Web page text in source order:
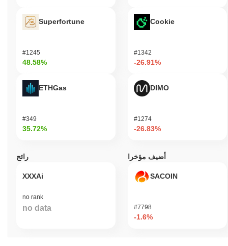
Superfortune
#1245
48.58%
ETHGas
#349
35.72%
Cookie
#1342
-26.91%
DIMO
#1274
-26.83%
رائج
XXXAi
no rank
no data
أضيف مؤخرا
SACOIN
#7798
-1.6%